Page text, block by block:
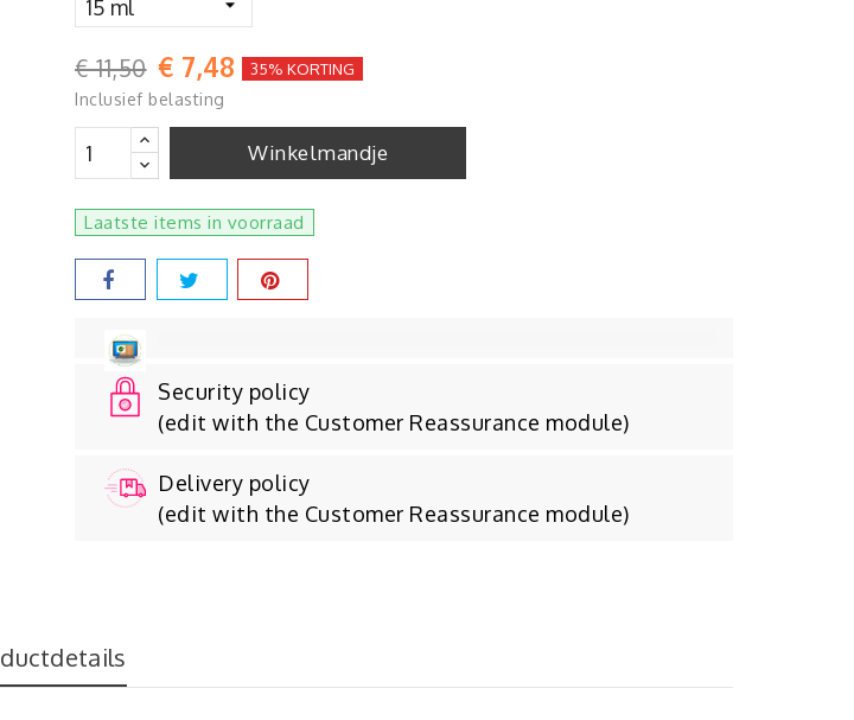
€ 11,50 € 7,48 35% KORTING
Inclusief belasting
Winkelmandje
Laatste items in voorraad
Security policy
(edit with the Customer Reassurance module)
Delivery policy
(edit with the Customer Reassurance module)